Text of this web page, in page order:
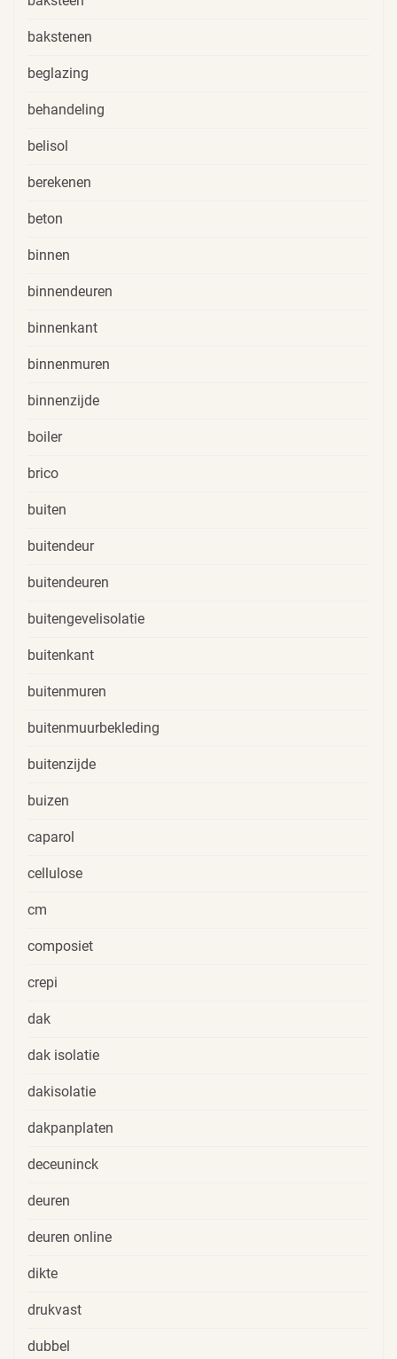
bakstenen
beglazing
behandeling
belisol
berekenen
beton
binnen
binnendeuren
binnenkant
binnenmuren
binnenzijde
boiler
brico
buiten
buitendeur
buitendeuren
buitengevelisolatie
buitenkant
buitenmuren
buitenmuurbekleding
buitenzijde
buizen
caparol
cellulose
cm
composiet
crepi
dak
dak isolatie
dakisolatie
dakpanplaten
deceuninck
deuren
deuren online
dikte
drukvast
dubbel